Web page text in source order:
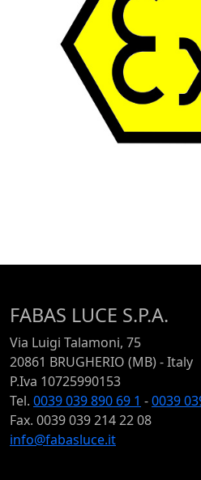
FABAS LUCE S.P.A.
Via Luigi Talamoni, 75
20861 BRUGHERIO (MB) - Italy
P.Iva 10725990153
Tel. 0039 039 890 69 1 -0039
Fax. 0039 039 214 22 08
info@fabasluce.it